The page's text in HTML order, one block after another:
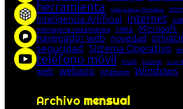
herramienta historia de la Informática
Inteligencia Artificial Internet
mensajería instantánea Meta Microsoft
navegador web novedad
seguridad Sistema Operativo
teléfono móvil truco tutorial Unión
web webapp WhatsApp Windows
Archivo mensual